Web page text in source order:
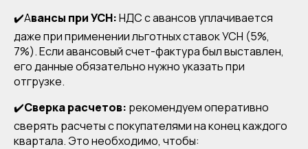
✔️Авансы при УСН:НДС с авансов уплачивается
даже при применении льготных ставок УСН (5%,
7%). Если авансовый счет-фактура был выставлен,
его данные обязательно нужно указать при
отгрузке.
✔️Сверка расчетов: рекомендуем оперативно
сверять расчеты с покупателями на конец каждого
квартала. Это необходимо, чтобы: